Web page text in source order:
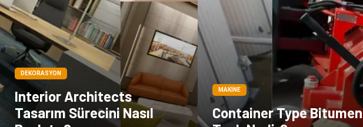
DEKORASYON
Interior Architects
Tasarım Sürecini Nasıl
MAKINE
Container Type Bitumen